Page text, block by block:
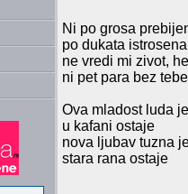
Ni po grosa
po dukata istrosena
ne vredi mi zivot,
ni pet para bez tebe
Ova mladost luda je
u kafani ostaje
nova ljubav tuzna
stara rana ostaje